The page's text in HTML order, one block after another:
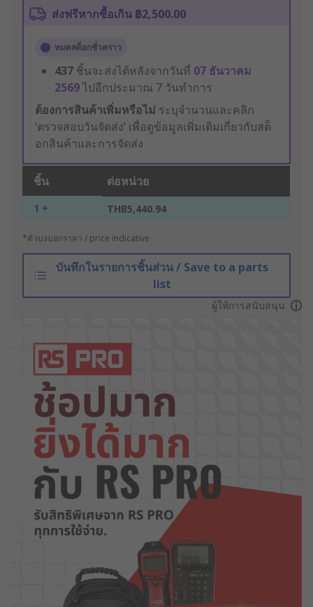
ส่งฟรีหากซื้อเกิน ฿2,500.00
หมดสต็อกชั่วคราว
437 ชิ้นจะส่งได้หลังจากวันที่ 07 ธันวาคม
2569ไปอีกประมาณ 7 วันทำการ
ต้องการสินค้าเพิ่มหรือไม่ ระบุจำนวนและคลิก
‘ตรวจสอบวันจัดส่ง’ เพื่อดูข้อมูลเพิ่มเติมเกี่ยวกับสต็
อกสินค้าและการจัดส่ง
ชิ้น ต่อหน่วย
1 + THB5,440.94
*ตัวบ่งบอกราคา / price indicative
บันทึกในรายการชิ้นส่วน / Save to a parts
list
ผู้ให้การสนับสนุน